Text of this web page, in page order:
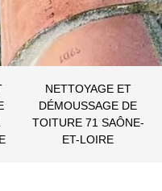
NETTOYAGE ET
DÉMOUSSAGE DE
TOITURE 71 SAÔNE-
ET-LOIRE